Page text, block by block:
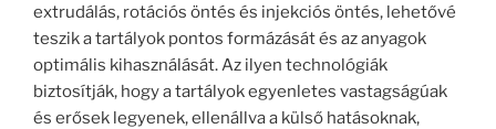
extrudálás, rotációs öntés és injekciós öntés, lehetővé
teszik a tartályok pontos formázását és az anyagok
optimális kihasználását. Az ilyen technológiák
biztosítják, hogy a tartályok egyenletes vastagságúak
és erősek legyenek, ellenállva a külső hatásoknak,